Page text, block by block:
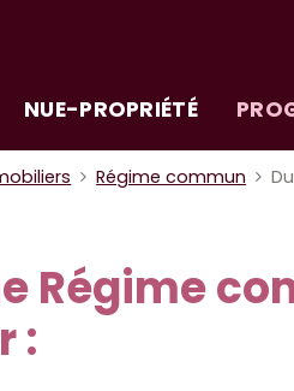
NUE-PROPRIÉTÉ
Régime commun
Régime
: